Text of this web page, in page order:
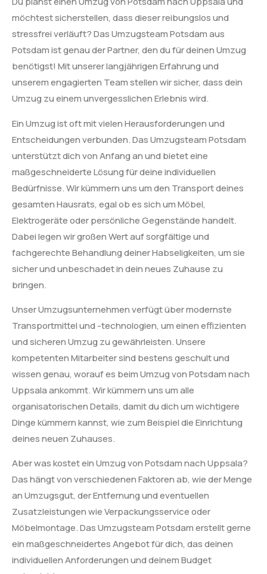
möchtest sicherstellen, dass dieser reibungslos und
stressfrei verläuft? Das Umzugsteam Potsdam aus
Potsdam ist genau der Partner, den du für deinen Umzug
benötigst! Mit unserer langjährigen Erfahrung und
unserem engagierten Team stellen wir sicher, dass dein
Umzug zu einem unvergesslichen Erlebnis wird.
Ein Umzug ist oft mit vielen Herausforderungen und
Entscheidungen verbunden. Das Umzugsteam Potsdam
unterstützt dich von Anfang an und bietet eine
maßgeschneiderte Lösung für deine individuellen
Bedürfnisse. Wir kümmern uns um den Transport deines
gesamten Hausrats, egal ob es sich um Möbel,
Elektrogeräte oder persönliche Gegenstände handelt.
Dabei legen wir großen Wert auf sorgfältige und
fachgerechte Behandlung deiner Habseligkeiten, um sie
sicher und unbeschadet in dein neues Zuhause zu
bringen.
Unser Umzugsunternehmen verfügt über modernste
Transportmittel und -technologien, um einen effizienten
und sicheren Umzug zu gewährleisten. Unsere
kompetenten Mitarbeiter sind bestens geschult und
wissen genau, worauf es beim Umzug von Potsdam nach
Uppsala ankommt. Wir kümmern uns um alle
organisatorischen Details, damit du dich um wichtigere
Dinge kümmern kannst, wie zum Beispiel die Einrichtung
deines neuen Zuhauses.
Aber was kostet ein Umzug von Potsdam nach Uppsala?
Das hängt von verschiedenen Faktoren ab, wie der Menge
an Umzugsgut, der Entfernung und eventuellen
Zusatzleistungen wie Verpackungsservice oder
Möbelmontage. Das Umzugsteam Potsdam erstellt gerne
ein maßgeschneidertes Angebot für dich, das deinen
individuellen Anforderungen und deinem Budget